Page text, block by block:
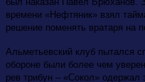
времени «Нефтяник» взял
решение поменять вратаря на
Альметьевский клуб пытался
обороне были более чем
рев трибун – «Сокол» одержал